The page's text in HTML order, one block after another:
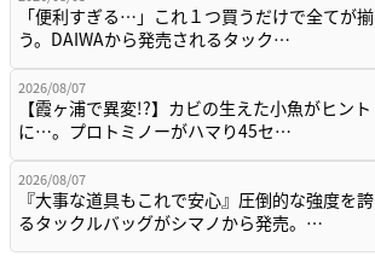
「便利すぎる…」これ１つ買うだけで全てが揃
う。DAIWAから発売されるタック…
2026/08/07
【霞ヶ浦で異変!?】カビの生えた小魚がヒント
に…。プロトミノーがハマり45セ…
2026/08/07
『大事な道具もこれで安心』圧倒的な強度を誇
るタックルバッグがシマノから発売。…